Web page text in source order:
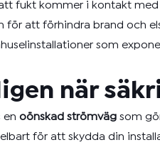
fukt kommer i kontakt
för att förhindra brand och
som
när
en oönskad strömväg som
för att skydda din